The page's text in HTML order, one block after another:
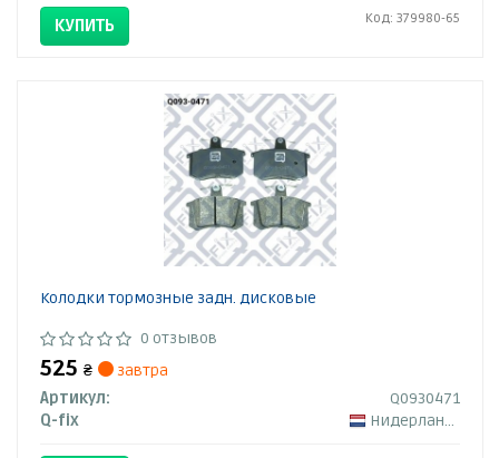
КУПИТЬ Код: 379980-65
Колодки тормозные задн. дисковые
0 отзывов
525 ₴
завтра
Артикул:
Q0930471
Q-fix
Нидерланды